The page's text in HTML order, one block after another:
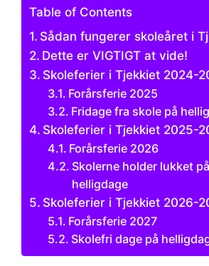
Table of Contents
Sådan fungerer skoleåret i
Dette er VIGTIGT at vide!
Skoleferier i Tjekkiet 2024-
Forårsferie 2025
Fridage fra skole på
Skoleferier i Tjekkiet 2025-
Forårsferie 2026
Skolerne holder lukket
helligdage
Skoleferier i Tjekkiet 2026-
Forårsferie 2027
Skolefri dage på